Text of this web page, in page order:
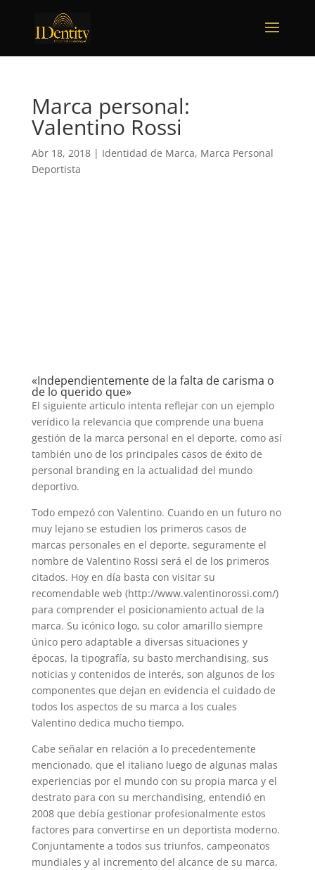
Marca personal:
Valentino Rossi
Abr 18, 2018| Identidad de Marca, Marca Personal
Deportista
«Independientemente de la falta de carisma o
de lo querido que»
El siguiente articulo intenta reflejar con un ejemplo
verídico la relevancia que comprende una buena
gestión de la marca personal en el deporte, como así
también uno de los principales casos de éxito de
personal branding en la actualidad del mundo
deportivo.
Todo empezó con Valentino. Cuando en un futuro no
muy lejano se estudien los primeros casos de
marcas personales en el deporte, seguramente el
nombre de Valentino Rossi será el de los primeros
citados. Hoy en día basta con visitar su
recomendable web (http://www.valentinorossi.com/)
para comprender el posicionamiento actual de la
marca. Su icónico logo, su color amarillo siempre
único pero adaptable a diversas situaciones y
épocas, la tipografía, su basto merchandising, sus
noticias y contenidos de interés, son algunos de los
componentes que dejan en evidencia el cuidado de
todos los aspectos de su marca a los cuales
Valentino dedica mucho tiempo.
Cabe señalar en relación a lo precedentemente
mencionado, que el italiano luego de algunas malas
experiencias por el mundo con su propia marca y el
destrato para con su merchandising, entendió en
2008 que debía gestionar profesionalmente estos
factores para convertirse en un deportista moderno.
Conjuntamente a todos sus triunfos, campeonatos
mundiales y al incremento del alcance de su marca,